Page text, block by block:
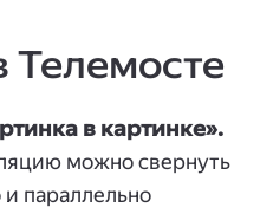
Телемосте
в картинке».
можно свернуть
параллельно